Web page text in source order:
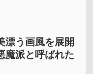
漂う画風を展開
魔派と呼ばれた